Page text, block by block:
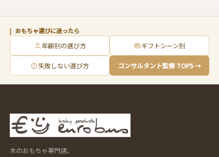
おもちゃ選びに迷ったら
年齢別の選び方 ギフトシーン別
失敗しない選び方 コンサルタント監修 TOP5 →
木のおもちゃ専門店。